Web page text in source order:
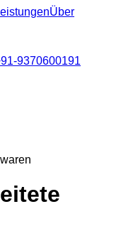
Über
9370600191